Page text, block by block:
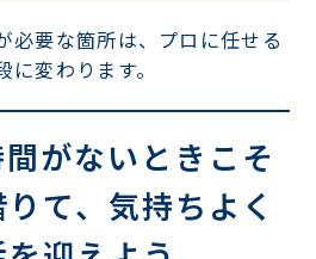
必要な箇所は、プロに任せる
変わります。
がないときこそ
て、気持ちよく